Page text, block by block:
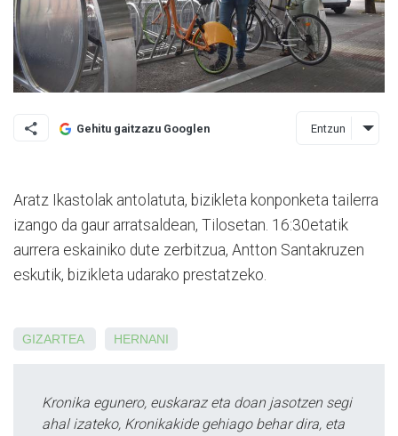
Gehitu gaitzazu Googlen Entzun
Aratz Ikastolak antolatuta, bizikleta konponketa tailerra
izango da gaur arratsaldean, Tilosetan. 16:30etatik
aurrera eskainiko dute zerbitzua, Antton Santakruzen
eskutik, bizikleta udarako prestatzeko.
GIZARTEA HERNANI
Kronika egunero, euskaraz eta doan jasotzen segi
ahal izateko, Kronikakide gehiago behar dira, eta